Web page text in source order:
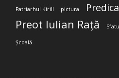
Patriarhul Kirill pictura Predica
Preot Iulian Rață
Școală